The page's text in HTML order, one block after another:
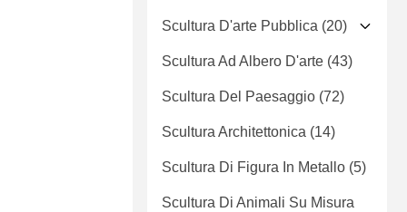
Scultura D'arte Pubblica (20)
Scultura Ad Albero D'arte (43)
Scultura Del Paesaggio (72)
Scultura Architettonica (14)
Scultura Di Figura In Metallo (5)
Scultura Di Animali Su Misura